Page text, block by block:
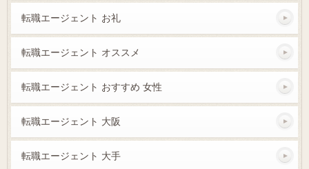
転職エージェント お礼
転職エージェント オススメ
転職エージェント おすすめ 女性
転職エージェント 大阪
転職エージェント 大手